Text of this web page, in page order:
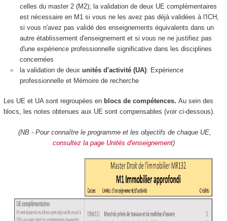
celles du master 2 (M2); la validation de deux UE complémentaires
est nécessaire en M1 si vous ne les avez pas déjà validées à l'ICH,
si vous n'avez pas validé des enseignements équivalents dans un
autre établissement d'enseignement et si vous ne ne justifiez pas
d'une expérience professionnelle significative dans les disciplines
concernées
la validation de deux unités d'activité (UA): Expérience
professionnelle et Mémoire de recherche
Les UE et UA sont regroupées en blocs de compétences. Au sein des
blocs, les notes obtenues aux UE sont compensables (voir ci-dessous).
(NB - Pour connaître le programme et les objectifs de chaque UE,
consultez la page Unités d'enseignement)